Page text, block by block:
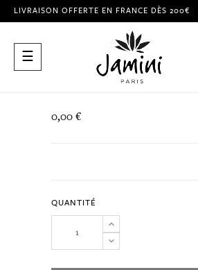
LIVRAISON OFFERTE EN FRANCE DÈS 200€
Basculer
la
☰
0,00 €
QUANTITÉ